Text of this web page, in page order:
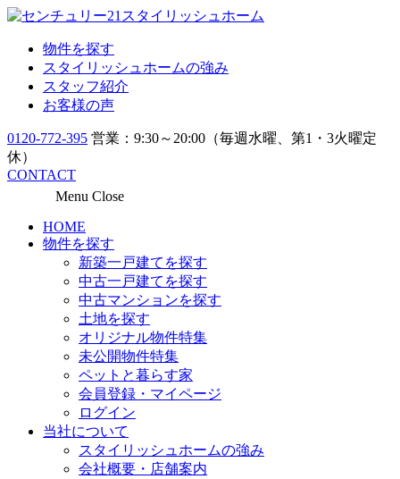
物件を探す
スタイリッシュホームの強み
スタッフ紹介
お客様の声
0120-772-395 営業：9:30～20:00（毎週水曜、第1・3火曜定
休）
CONTACT
Menu Close
HOME
物件を探す
新築一戸建てを探す
中古一戸建てを探す
中古マンションを探す
土地を探す
オリジナル物件特集
未公開物件特集
ペットと暮らす家
会員登録・マイページ
ログイン
当社について
スタイリッシュホームの強み
会社概要・店舗案内